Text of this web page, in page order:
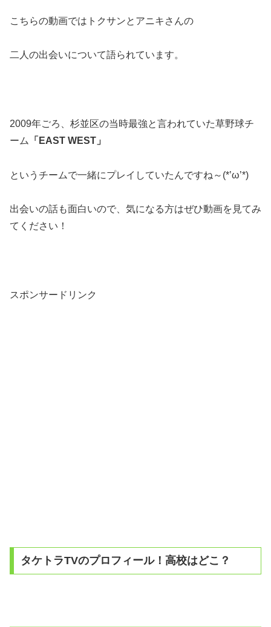
こちらの動画ではトクサンとアニキさんの
二人の出会いについて語られています。
2009年ごろ、杉並区の当時最強と言われていた草野球チ
ーム
「EAST WEST」
というチームで一緒にプレイしていたんですね～(*’ω’*)
出会いの話も面白いので、気になる方はぜひ動画を見てみ
てください！
スポンサードリンク
タケトラTVのプロフィール！高校はどこ？